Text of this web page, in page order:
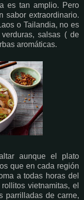
es tan amplio. Pero
sabor extraordinario.
o Tailandia, no es
salsas ( de
aromáticas.
aunque el plato
que en cada región
a todas horas del
vietnamitas, el
parrilladas de carne,